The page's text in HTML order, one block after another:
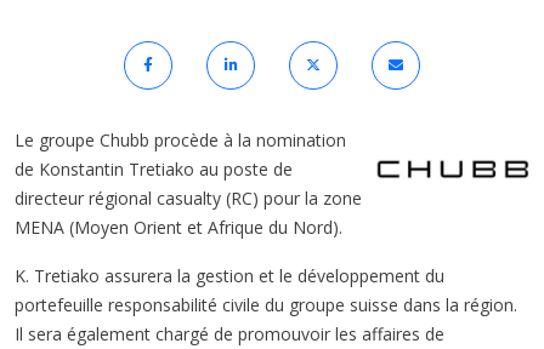
Le groupe Chubb procède à la nomination
de Konstantin Tretiako au poste de
directeur régional casualty (RC) pour la zone
MENA (Moyen Orient et Afrique du Nord).
K. Tretiako assurera la gestion et le développement du
portefeuille responsabilité civile du groupe suisse dans la région.
Il sera également chargé de promouvoir les affaires de